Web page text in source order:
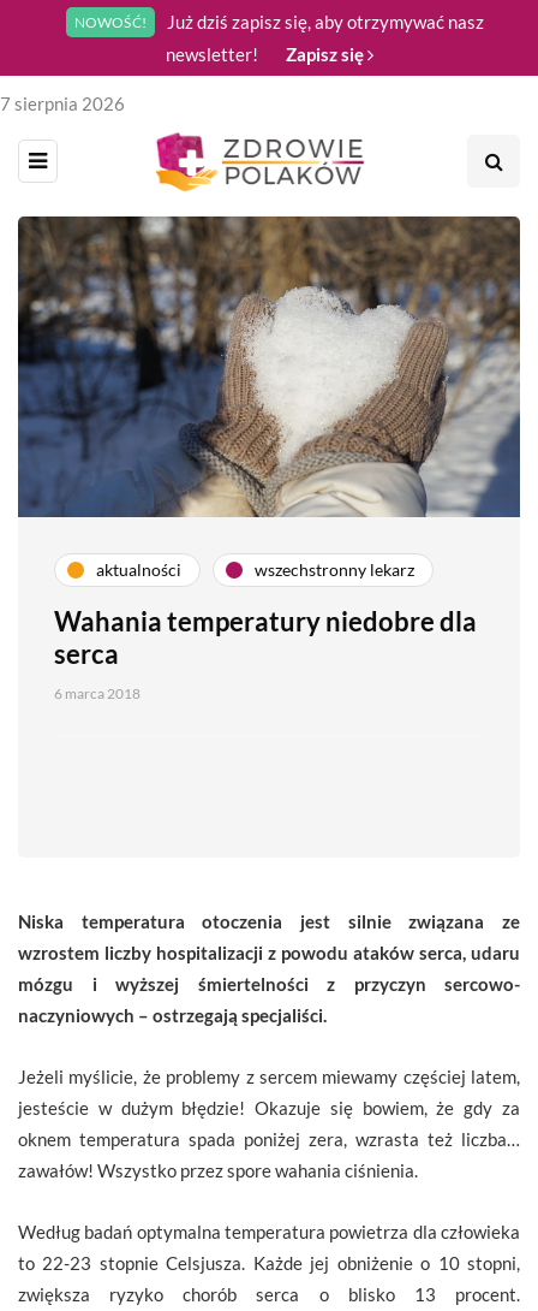
NOWOŚĆ!
Już dziś zapisz się, aby otrzymywać nasz
newsletter!
Zapisz się
7 sierpnia 2026
aktualności wszechstronny lekarz
Wahania temperatury niedobre dla
serca
6 marca 2018
Niska temperatura otoczenia jest silnie związana ze
wzrostem liczby hospitalizacji z powodu ataków serca, udaru
mózgu i wyższej śmiertelności z przyczyn sercowo-
naczyniowych – ostrzegają specjaliści.
Jeżeli myślicie, że problemy z sercem miewamy częściej latem,
jesteście w dużym błędzie! Okazuje się bowiem, że gdy za
oknem temperatura spada poniżej zera, wzrasta też liczba…
zawałów! Wszystko przez spore wahania ciśnienia.
Według badań optymalna temperatura powietrza dla człowieka
to 22-23 stopnie Celsjusza. Każde jej obniżenie o 10 stopni,
zwiększa ryzyko chorób serca o blisko 13 procent.